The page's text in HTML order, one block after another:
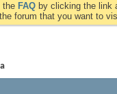
the FAQ by clicking the link
forum that you want to